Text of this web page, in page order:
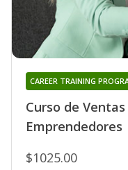
Curso de
Emprendedores
CAREER TRAINING
$1025.00